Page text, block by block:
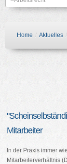
Home / Aktuelles /
Mitarbeiter
In der Praxis immer
Mitarbeiterverhältnis